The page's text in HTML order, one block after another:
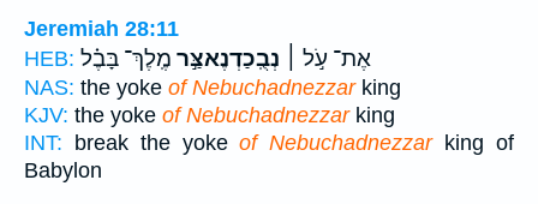
Jeremiah 28:11
HEB:
אֶת־ עֹ֣ל ׀ נְבֻֽכַדְנֶאצַּ֣ר מֶֽלֶךְ־ בָּבֶ֗ל
NAS: the yoke of Nebuchadnezzarking
KJV: the yoke of Nebuchadnezzarking
INT: break the yokeof Nebuchadnezzarking of
Babylon